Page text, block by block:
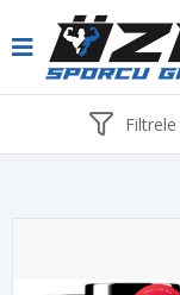
Havale
Filtrele